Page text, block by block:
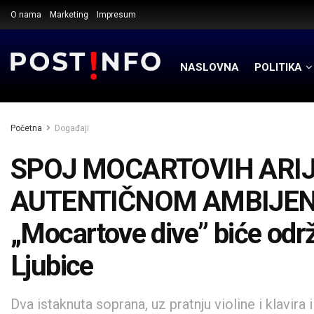
O nama Marketing Impresum
NASLOVNA POLITIKA
Početna Događaji
SPOJ MOCARTOVIH
AUTENTIČNOM
„Mocartove dive” biće
Ljubice
Dva istaknuta soprana, uz pratnju violine i